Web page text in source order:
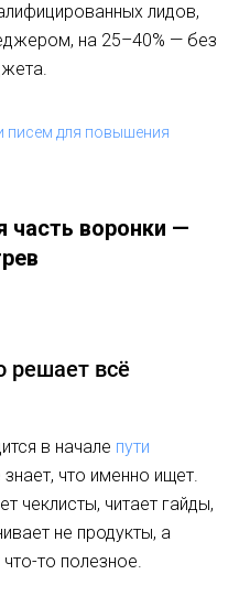
лидов,
на 25–40% — без
писем для повышения
часть воронки —
решает всё
в начале пути
что именно ищет.
чеклисты, читает гайды,
не продукты, а
то полезное.